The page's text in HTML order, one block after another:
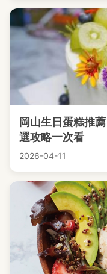
岡山生日蛋糕推
選攻略一次看
2026-04-11